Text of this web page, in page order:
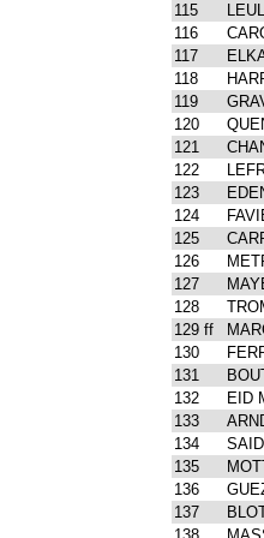
115
116
117
118
119
120
121
122
123
124
125
126
127
128
129 ff
130
131
132
EID
133
134
135
136
137